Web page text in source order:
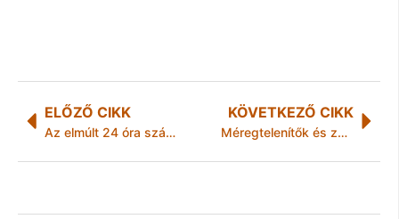
ELŐZŐ CIKK
Az elmúlt 24 óra számokban
KÖVETKEZŐ CIKK
Méregtelenítők és zöldrefestők: a Greenpeace rangsorolta a detoxos divatcégeket